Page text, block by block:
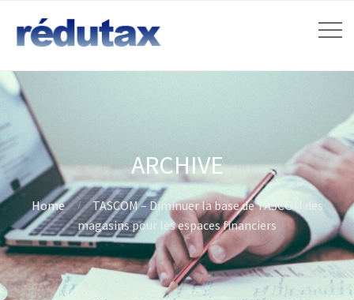
ARCHIVE
Home
TASCOM – Diminuer la base de TASCOM des
magasins pour les espaces financiers